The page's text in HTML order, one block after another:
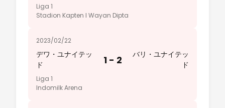
Liga 1
Stadion Kapten I Wayan Dipta
2023/02/22
デワ・ユナイテッ
ド
1 - 2
バリ・ユナイテッ
ド
Liga 1
Indomilk Arena